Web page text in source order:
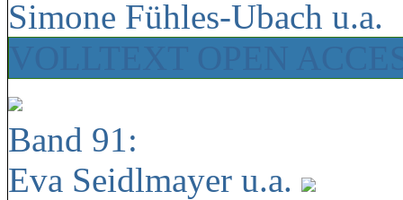
Simone Fühles-Ubach u.a.
Band 91:
Eva Seidlmayer u.a.